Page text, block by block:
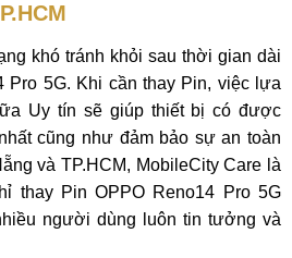
khó tránh khỏi sau thời gian dài
Pro 5G. Khi cần thay Pin, việc lựa
Uy tín sẽ giúp thiết bị có được
cũng như đảm bảo sự an toàn
và TP.HCM, MobileCity Care là
thay Pin OPPO Reno14 Pro 5G
người dùng luôn tin tưởng và